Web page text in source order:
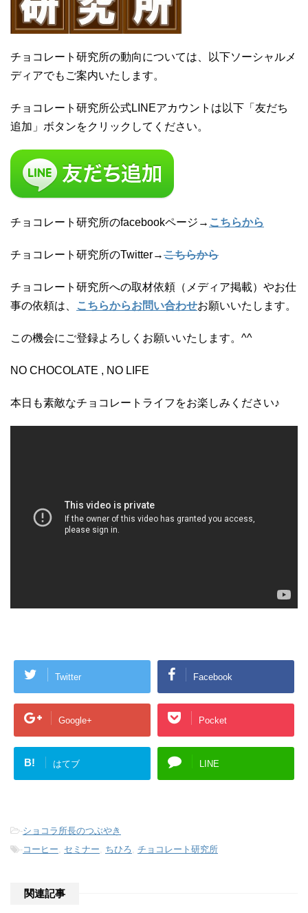
チョコレート研究所の動向については、以下ソーシャルメ
ディアでもご案内いたします。
チョコレート研究所公式LINEアカウントは以下「友だち
追加」ボタンをクリックしてください。
チョコレート研究所のfacebookページ→ こちらから
チョコレート研究所のTwitter→こちらから
チョコレート研究所への取材依頼（メディア掲載）やお仕
事の依頼は、
こちらからお問い合わせお願いいたします。
この機会にご登録よろしくお願いいたします。^^
NO CHOCOLATE , NO LIFE
本日も素敵なチョコレートライフをお楽しみください♪
Twitter Facebook
Google+ Pocket
B! はてブ LINE
-ショコラ所長のつぶやき
-コーヒー, セミナー, ちひろ, チョコレート研究所
関連記事